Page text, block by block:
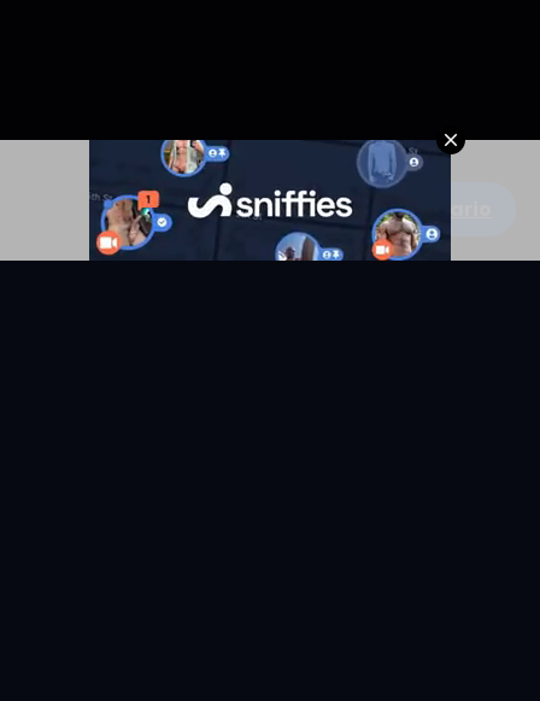
Escribe un comentario